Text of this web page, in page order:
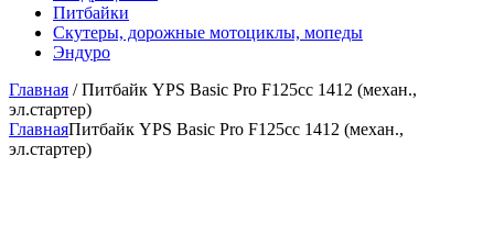
Питбайки
Скутеры, дорожные мотоциклы, мопеды
Эндуро
Главная / Питбайк YPS Basic Pro F125cc 1412 (механ.,
эл.стартер)
ГлавнаяПитбайк YPS Basic Pro F125cc 1412 (механ.,
эл.стартер)